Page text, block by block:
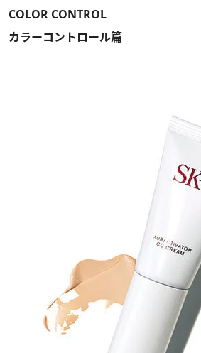
COLOR CONTROL
カラーコントロール篇